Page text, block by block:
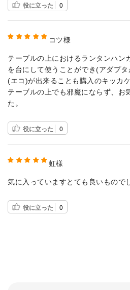
役に立った 0
コツ様
テーブルの上におけるランタンハン
を台にして使うことができ(アダプ
(エコ)が出来ることも購入のキッカ
テーブルの上でも邪魔にならず、お
た。
役に立った 0
虹様
気に入っていますとても良いもので
役に立った 0